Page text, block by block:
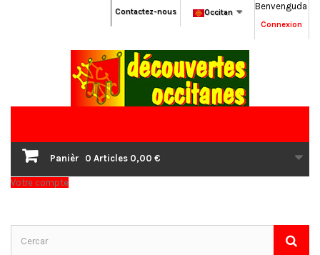
Benvenguda
Connexion
Occitan
Contactez-nous
Panièr 0 Articles 0,00 €
Votre compte